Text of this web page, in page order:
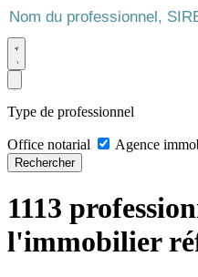
Type de professionnel
Office notarial Agence
Rechercher
1113
l'immobilier